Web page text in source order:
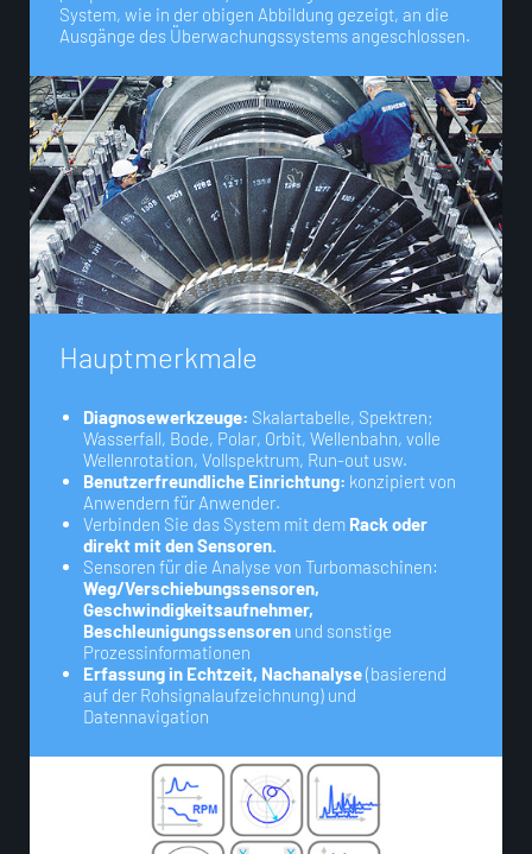
System, wie in der obigen Abbildung gezeigt, an die
Ausgänge des Überwachungssystems angeschlossen.
Hauptmerkmale
Diagnosewerkzeuge: Skalartabelle, Spektren;
Wasserfall, Bode, Polar, Orbit, Wellenbahn, volle
Wellenrotation, Vollspektrum, Run-out usw.
Benutzerfreundliche Einrichtung: konzipiert von
Anwendern für Anwender.
Verbinden Sie das System mit dem Rack oder
direkt mit den Sensoren.
Sensoren für die Analyse von Turbomaschinen:
Weg/Verschiebungssensoren,
Geschwindigkeitsaufnehmer,
Beschleunigungssensoren und sonstige
Prozessinformationen
Erfassung in Echtzeit, Nachanalyse(basierend
auf der Rohsignalaufzeichnung) und
Datennavigation